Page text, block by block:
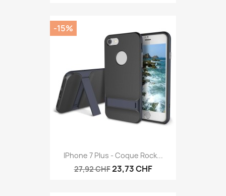
IPhone 7 Plus - Coque Rock...
27,92 CHF23,73 CHF
-15%